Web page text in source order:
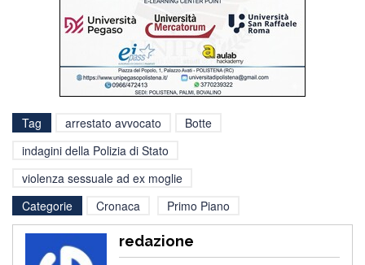
Tag arrestato avvocato
Botte
indagini della Polizia di Stato
violenza sessuale ad ex moglie
Categorie
Cronaca Primo Piano
redazione